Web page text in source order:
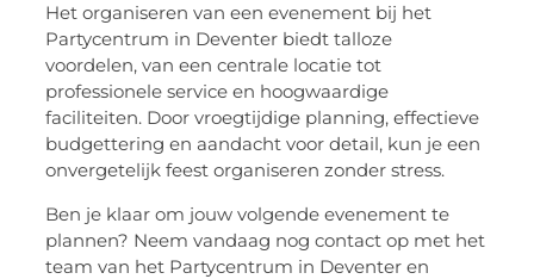
Het organiseren van een evenement bij het
Partycentrum in Deventer biedt talloze
voordelen, van een centrale locatie tot
professionele service en hoogwaardige
faciliteiten. Door vroegtijdige planning, effectieve
budgettering en aandacht voor detail, kun je een
onvergetelijk feest organiseren zonder stress.
Ben je klaar om jouw volgende evenement te
plannen? Neem vandaag nog contact op met het
team van het Partycentrum in Deventer en